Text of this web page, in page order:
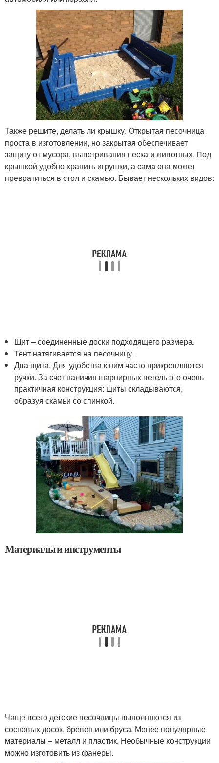
Также решите, делать ли крышку. Открытая песочница
проста в изготовлении, но закрытая обеспечивает
защиту от мусора, выветривания песка и животных. Под
крышкой удобно хранить игрушки, а сама она может
превратиться в стол и скамью. Бывает нескольких видов:
Щит – соединенные доски подходящего размера.
Тент натягивается на песочницу.
Два щита. Для удобства к ним часто прикрепляются
ручки. За счет наличия шарнирных петель это очень
практичная конструкция: щиты складываются,
образуя скамьи со спинкой.
Материалы и инструменты
Чаще всего детские песочницы выполняются из
сосновых досок, бревен или бруса. Менее популярные
материалы – металл и пластик. Необычные конструкции
можно изготовить из фанеры.